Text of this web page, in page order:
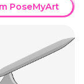
PoseMyArt